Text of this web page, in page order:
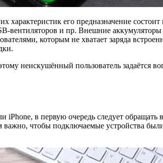
характеристик его предназначение
вентиляторов и пр. Внешние
которым не хватает заряда
неискушённый пользователь задаётся
в первую очередь следует
чтобы подключаемые устройства